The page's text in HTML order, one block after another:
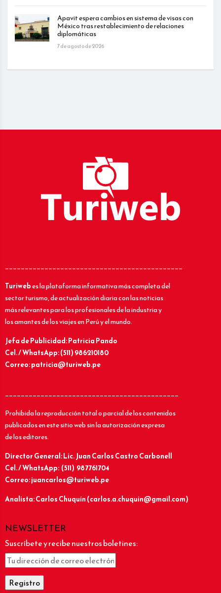
Apavit espera cambios en sistema de visas con
México tras restablecimiento de relaciones
diplomáticas
7 de agosto de 2026
_____________________________________________
Turiwebes la plataforma informativa más completa del
sector turismo, de actualización diaria con las noticias
más relevantes para los profesionales de la industria y
los amantes de los viajes en Perú y el mundo.
Jefa de Publicidad: Patricia Pando
Cel. / WhatsApp: (511) 986210180
Correo: patricia@turiweb.pe
____________________________________________
Prohibida la reproducción total o parcial de los contenidos
publicados en este sitio web sin la autorización expresa
de los editores.
Director General: Lic.Juan Carlos Castro Carbonell
Cel. / WhatsApp: (511) 987761704
Correo: juancarlos@turiweb.pe
Analista: Carlos Chuquín (carlos.a.chuquin@gmail.com)
NEWSLETTER
Suscríbete y recibe nuestros boletines: